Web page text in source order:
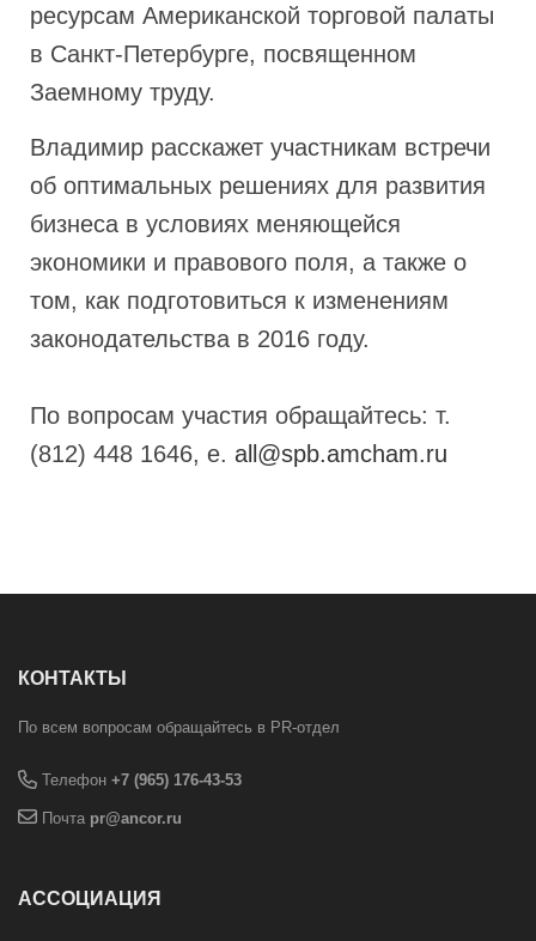
ресурсам Американской торговой палаты
в Санкт-Петербурге, посвященном
Заемному труду.
Владимир расскажет участникам встречи
об оптимальных решениях для развития
бизнеса в условиях меняющейся
экономики и правового поля, а также о
том, как подготовиться к изменениям
законодательства в 2016 году.
По вопросам участия обращайтесь: т.
(812) 448 1646, e. all@spb.amcham.ru
КОНТАКТЫ
По всем вопросам обращайтесь в PR-отдел
Телефон +7 (965) 176-43-53
Почта pr@ancor.ru
АССОЦИАЦИЯ